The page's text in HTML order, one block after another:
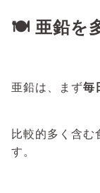
🍽 亜鉛を
亜鉛は、まず毎
比較的多く含む
す。